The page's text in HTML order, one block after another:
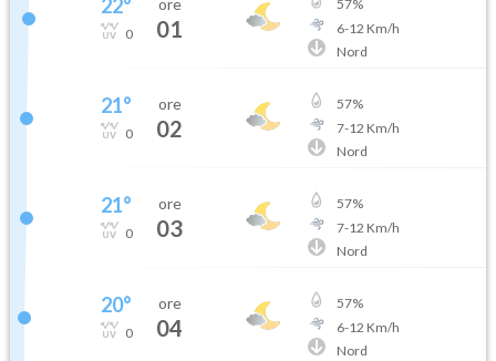
22°
0 01
57%
6-12 Km/h
Nord
21°
0
ore
02
57%
7-12 Km/h
Nord
21°
0
ore
03
57%
7-12 Km/h
Nord
20°
0
ore
04
57%
6-12 Km/h
Nord